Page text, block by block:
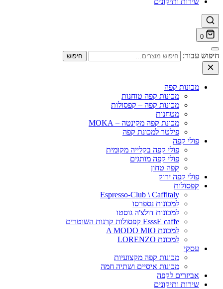
0
חיפוש עבור: חיפוש
מכונות קפה
מכונות קפה טוחנות
מכונות קפה – קפסולות
מטחנות
מכונת קפה מקינטה – MOKA
פילטר למכונת קפה
פולי קפה
פולי קפה בקלייה מקומית
פולי קפה מותגים
קפה טחון
פולי קפה ירוק
קפסולות
Espresso-Club \ Caffitaly
למכונות נספרסו
למכונות דולצ'ה גוסטו
EsssE caffe קפסולות קרנות השוטרים
למכונת A MODO MIO
למכונת LORENZO
עסקי
מכונות קפה מקצועיות
מכונות איסיים ושתיה חמה
אביזרים לקפה
שירות ותיקונים